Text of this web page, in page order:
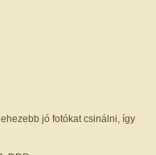
jó fotókat csinálni, így